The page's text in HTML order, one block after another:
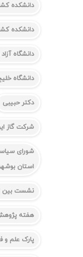
دانشکده
دانشکده
دانشگاه
دانشگاه
دکتر حبیبی
شرکت گاز
شورای
استان
نشست بین
هفته
پارک علم و